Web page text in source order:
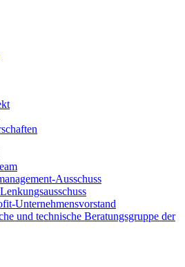
Ausschuss
Unternehmensvorstand
und technische Beratungsgruppe der